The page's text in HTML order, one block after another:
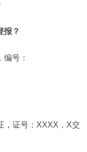
报？
号：
，证号：XXXX，X交